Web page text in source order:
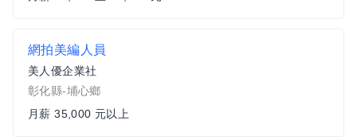
網拍美編人員
美人優企業社
彰化縣-埔心鄉
月薪 35,000 元以上